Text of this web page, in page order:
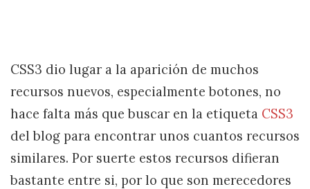
CSS3 dio lugar a la aparición de muchos
recursos nuevos, especialmente botones, no
hace falta más que buscar en la etiqueta CSS3
del blog para encontrar unos cuantos recursos
similares. Por suerte estos recursos difieran
bastante entre si, por lo que son merecedores